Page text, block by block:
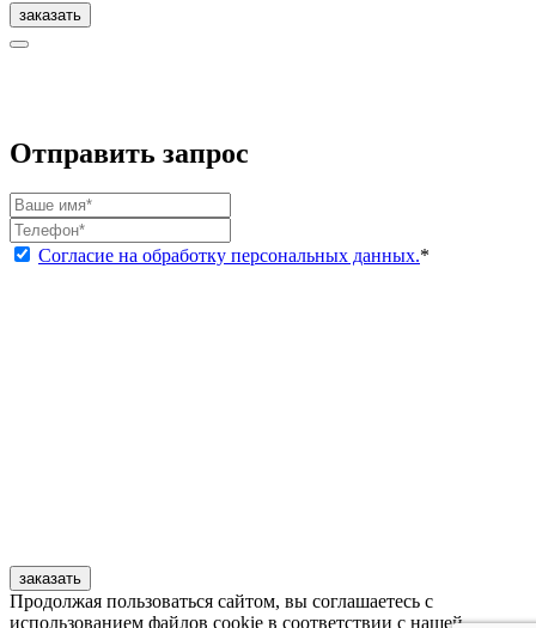
заказать
Отправить запрос
Согласие на обработку персональных данных.*
заказать
Продолжая пользоваться сайтом, вы соглашаетесь с
использованием файлов cookie в соответствии с нашей